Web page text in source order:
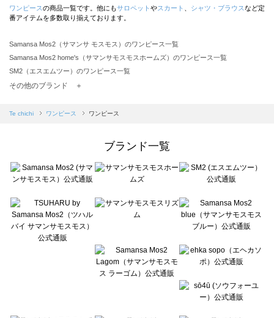
ワンピースの商品一覧です。他にもサロペット やスカート シャツ・ブラウスなど定
番アイテムを多数取り揃えております。
Samansa Mos2（サマンサ モスモス）のワンピース一覧
Samansa Mos2 home's（サマンサモスモスホームズ）のワンピース一覧
SM2（エスエムツー）のワンピース一覧
TSUHARU by Samansa Mos2（ツハルバイサマンサモスモス）のワンピース一覧
Samansa Mos2 blue（サマンサモスモス ブルー）のワンピース一覧
sō4ū（ソウフォーユー）のワンピース一覧
Te chichi（テチチ）のワンピース一覧
Te chichi CLASSIC（テチチ クラシック）のワンピース一覧
Lugnoncure（ルノンキュール）のワンピース一覧
BETTY'S BLUE（べティーズブルー）のワンピース一覧
Wpc.（ワールドパーティー）のワンピース一覧
その他のブランド ＋
Te chichi ワンピース ワンピース
ブランド一覧